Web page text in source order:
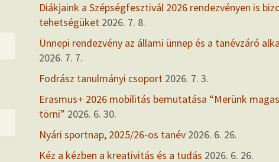
Diákjaink a Szépségfesztivál 2026 rendezvényen is
tehetségüket 2026. 7. 8.
Ünnepi rendezvény az állami ünnep és a tanévzáró
2026. 7. 7.
Fodrász tanulmányi csoport 2026. 7. 3.
Erasmus+ 2026 mobilitás bemutatása “Merünk
törni” 2026. 6. 30.
Nyári sportnap, 2025/26-os tanév 2026. 6. 26.
Kéz a kézben a kreativitás és a tudás 2026. 6. 26.